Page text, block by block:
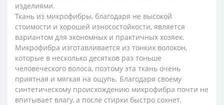
изделиями.
Ткань из микрофибры, благодаря не высокой
стоимости и хорошей износостойкости, является
вариантом для экономных и практичных хозяек.
Микрофибра изготавливается из тонких волокон,
которые в несколько десятков раз тоньше
человеческого волоса, поэтому эта ткань очень
приятная и мягкая на ощупь. Благодаря своему
синтетическому происхождению микрофибра почти не
впитывает влагу, а после стирки быстро сохнет.